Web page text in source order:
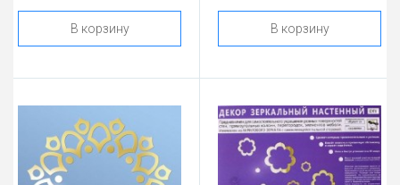
В корзину В корзину